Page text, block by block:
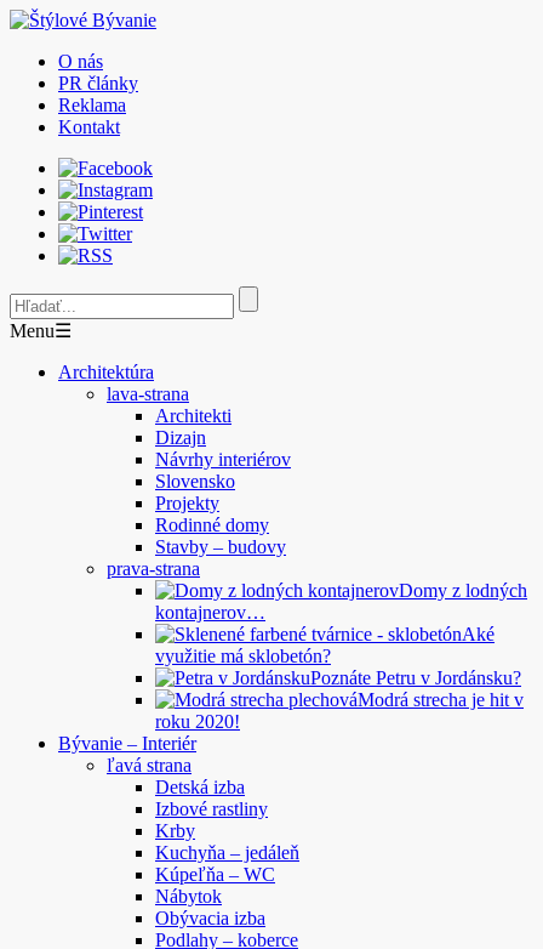
O nás
PR články
Reklama
Kontakt
Menu☰
Architektúra
lava-strana
Architekti
Dizajn
Návrhy interiérov
Slovensko
Projekty
Rodinné domy
Stavby – budovy
prava-strana
Domy z lodných
kontajnerov…
Aké
využitie má sklobetón?
Poznáte Petru v Jordánsku?
Modrá strecha je hit v
roku 2020!
Bývanie – Interiér
ľavá strana
Detská izba
Izbové rastliny
Krby
Kuchyňa – jedáleň
Kúpeľňa – WC
Nábytok
Obývacia izba
Podlahy – koberce